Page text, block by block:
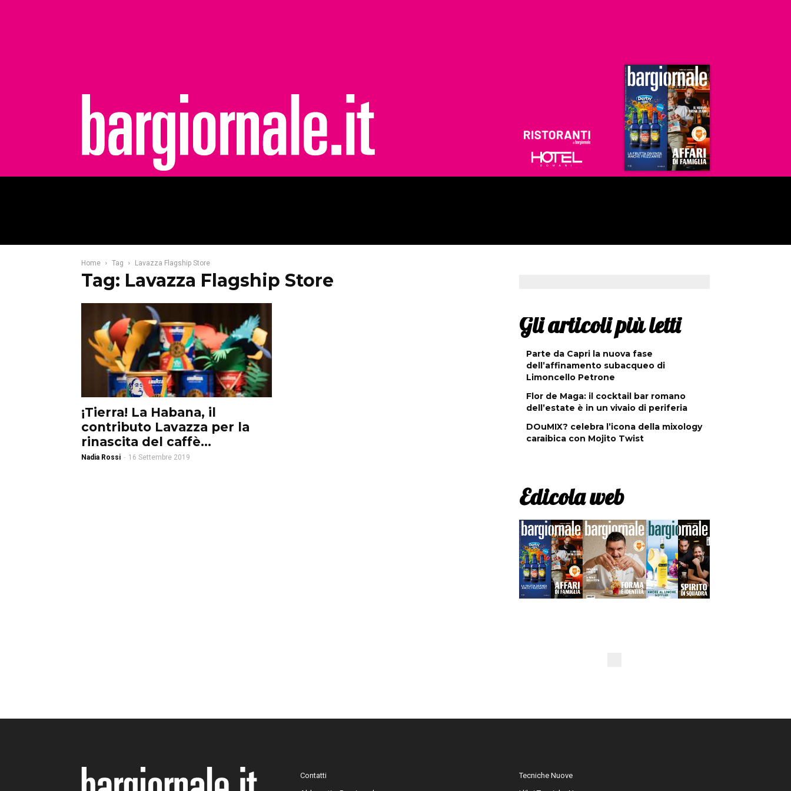
Ristoranti
Hoteldomani
Home Tag Lavazza Flagship Store
Tag: Lavazza Flagship Store
¡Tierra! La Habana, il
contributo Lavazza per la
rinascita del caffè...
Nadia Rossi - 16 Settembre 2019
Gli articoli più letti
Parte da Capri la nuova fase
dell’affinamento subacqueo di
Limoncello Petrone
Flor de Maga: il cocktail bar romano
dell’estate è in un vivaio di periferia
DOuMIX? celebra l’icona della mixology
caraibica con Mojito Twist
Edicola web
Contatti
Tecniche Nuove